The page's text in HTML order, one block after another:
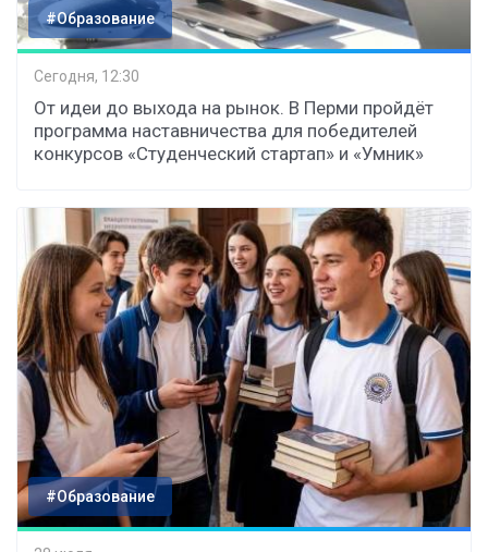
#Образование
Сегодня, 12:30
От идеи до выхода на рынок. В Перми пройдёт
программа наставничества для победителей
конкурсов «Студенческий стартап» и «Умник»
#Образование